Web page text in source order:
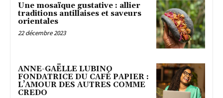
Une mosaïque gustative : allier
traditions antillaises et saveurs
orientales
22 décembre 2023
ANNE-GAËLLE LUBINO
FONDATRICE DU CAFÉ PAPIER :
L’AMOUR DES AUTRES COMME
CREDO